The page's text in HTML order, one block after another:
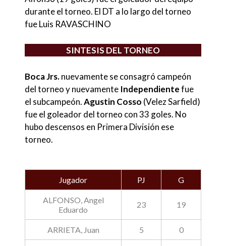
durante el torneo. El DT a lo largo del torneo
fue Luis RAVASCHINO
SINTESIS DEL TORNEO
Boca Jrs.nuevamente se consagró campeón
del torneoy nuevamente Independientefue
el subcampeón.Agustin Cosso (Velez Sarfield)
fue el goleador del torneo con 33 goles. No
hubo descensos en Primera División ese
torneo.
Jugador PJ G
ALFONSO, Angel
Eduardo
23 19
ARRIETA, Juan 5 0